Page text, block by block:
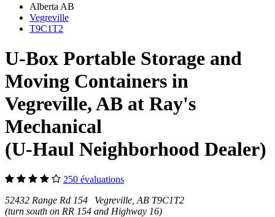
Alberta AB
Vegreville
T9C1T2
U-Box Portable Storage and
Moving Containers in
Vegreville, AB at Ray's
Mechanical
(U-Haul Neighborhood Dealer)
250 évaluations
52432 Range Rd 154 Vegreville, AB T9C1T2
(turn south on RR 154 and Highway 16)